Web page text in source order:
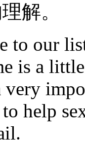
解。
to our
is a
to help